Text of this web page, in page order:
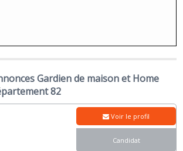
Gardien de maison et Home
82
Voir le profil
Candidat